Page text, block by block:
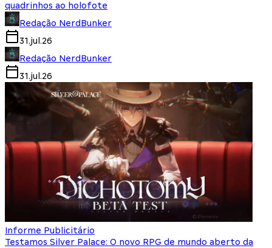
quadrinhos ao holofote
Redação NerdBunker
31.jul.26
Redação NerdBunker
31.jul.26
Informe Publicitário
Testamos Silver Palace: O novo RPG de mundo aberto da